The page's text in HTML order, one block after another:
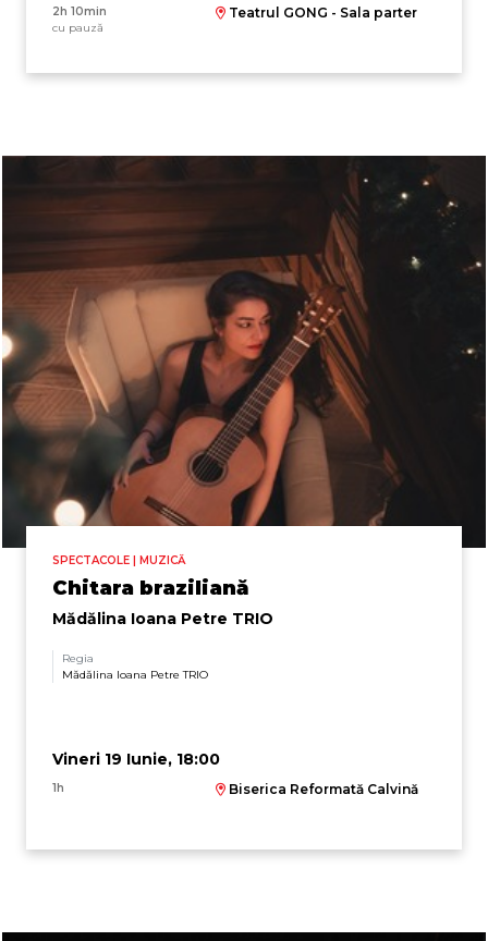
2h 10min
cu pauză
Teatrul GONG - Sala parter
SPECTACOLE | MUZICĂ
Chitara braziliană
Mădălina Ioana Petre TRIO
Regia
Mădălina Ioana Petre TRIO
Vineri 19 Iunie, 18:00
1h Biserica Reformată Calvină